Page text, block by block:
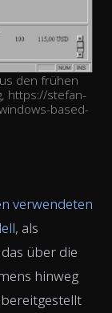
den frühen
https://stefan-
based-
verwendeten
, als
über die
hinweg